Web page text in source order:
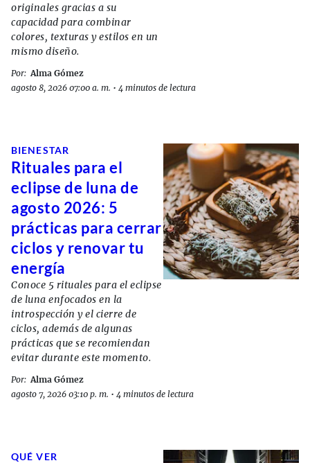
originales gracias a su
capacidad para combinar
colores, texturas y estilos en un
mismo diseño.
Por: Alma Gómez
agosto 8, 2026 07:00 a. m. • 4 minutos de lectura
BIENESTAR
Rituales para el
eclipse de luna de
agosto 2026: 5
prácticas para cerrar
ciclos y renovar tu
energía
Conoce 5 rituales para el eclipse
de luna enfocados en la
introspección y el cierre de
ciclos, además de algunas
prácticas que se recomiendan
evitar durante este momento.
Por: Alma Gómez
agosto 7, 2026 03:10 p. m. • 4 minutos de lectura
QUÉ VER